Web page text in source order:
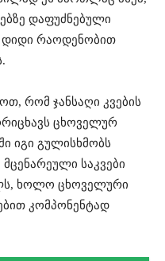
დაფუძნებული
დიდი რაოდენობით
რომ ჯანსაღი კვების
ცხოველურ
იგი გულისხმობს
საკვები
ხოლო ცხოველური
კომპონენტად